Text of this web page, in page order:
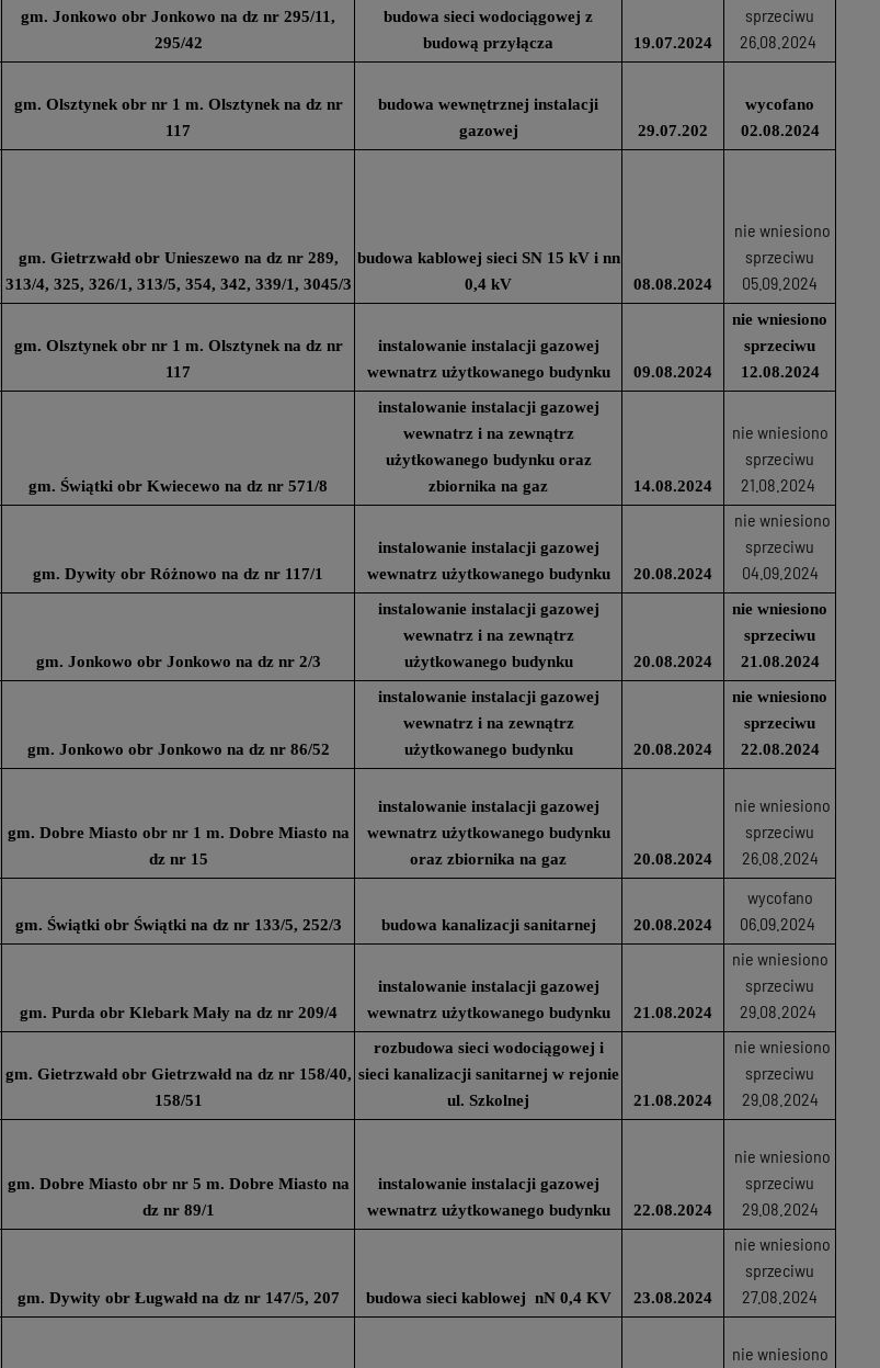
gm. Jonkowo obr Jonkowo na dz nr 295/11,
295/42
budowa sieci wodociągowej z
budową przyłącza
19.07.2024
sprzeciwu
26.08.2024
gm. Olsztynek obr nr 1 m. Olsztynek na dz nr
117
budowa wewnętrznej instalacji
gazowej
29.07.202
wycofano
02.08.2024
gm. Gietrzwałd obr Unieszewo na dz nr 289,
313/4, 325, 326/1, 313/5, 354, 342, 339/1, 3045/3
budowa kablowej sieci SN 15 kV i nn
0,4 kV
08.08.2024
nie wniesiono
sprzeciwu
05.09.2024
gm. Olsztynek obr nr 1 m. Olsztynek na dz nr
117
instalowanie instalacji gazowej
wewnatrz użytkowanego budynku
09.08.2024
nie wniesiono
sprzeciwu
12.08.2024
gm. Świątki obr Kwiecewo na dz nr 571/8
instalowanie instalacji gazowej
wewnatrz i na zewnątrz
użytkowanego budynku oraz
zbiornika na gaz
14.08.2024
nie wniesiono
sprzeciwu
21.08.2024
gm. Dywity obr Różnowo na dz nr 117/1
instalowanie instalacji gazowej
wewnatrz użytkowanego budynku
20.08.2024
nie wniesiono
sprzeciwu
04.09.2024
gm. Jonkowo obr Jonkowo na dz nr 2/3
instalowanie instalacji gazowej
wewnatrz i na zewnątrz
użytkowanego budynku
20.08.2024
nie wniesiono
sprzeciwu
21.08.2024
gm. Jonkowo obr Jonkowo na dz nr 86/52
instalowanie instalacji gazowej
wewnatrz i na zewnątrz
użytkowanego budynku
20.08.2024
nie wniesiono
sprzeciwu
22.08.2024
gm. Dobre Miasto obr nr 1 m. Dobre Miasto na
dz nr 15
instalowanie instalacji gazowej
wewnatrz użytkowanego budynku
oraz zbiornika na gaz
20.08.2024
nie wniesiono
sprzeciwu
26.08.2024
gm. Świątki obr Świątki na dz nr 133/5, 252/3 budowa kanalizacji sanitarnej 20.08.2024
wycofano
06.09.2024
gm. Purda obr Klebark Mały na dz nr 209/4
instalowanie instalacji gazowej
wewnatrz użytkowanego budynku
21.08.2024
nie wniesiono
sprzeciwu
29.08.2024
gm. Gietrzwałd obr Gietrzwałd na dz nr 158/40,
158/51
rozbudowa sieci wodociągowej i
sieci kanalizacji sanitarnej w rejonie
ul. Szkolnej
21.08.2024
nie wniesiono
sprzeciwu
29.08.2024
gm. Dobre Miasto obr nr 5 m. Dobre Miasto na
dz nr 89/1
instalowanie instalacji gazowej
wewnatrz użytkowanego budynku
22.08.2024
nie wniesiono
sprzeciwu
29.08.2024
gm. Dywity obr Ługwałd na dz nr 147/5, 207 budowa sieci kablowej nN 0,4 KV 23.08.2024
nie wniesiono
sprzeciwu
27.08.2024
nie wniesiono